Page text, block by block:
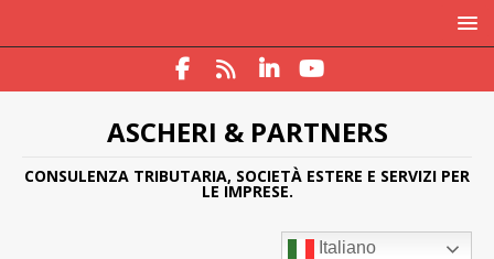
ASCHERI & PARTNERS
CONSULENZA TRIBUTARIA, SOCIETÀ ESTERE E SERVIZI PER
LE IMPRESE.
Italiano